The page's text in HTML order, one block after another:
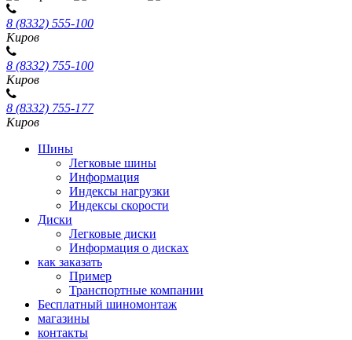
8 (8332) 555-100
Киров
8 (8332) 755-100
Киров
8 (8332) 755-177
Киров
Шины
Легковые шины
Информация
Индексы нагрузки
Индексы скорости
Диски
Легковые диски
Информация о дисках
как заказать
Пример
Транспортные компании
Бесплатный шиномонтаж
магазины
контакты